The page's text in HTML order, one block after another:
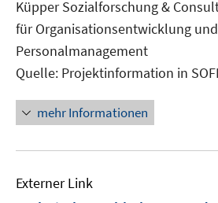
öffnen
Küpper Sozialforschung &
für Organisationsentwicklung und
Personalmanagement
Quelle: Projektinformation in
mehr Informationen
Externer Link